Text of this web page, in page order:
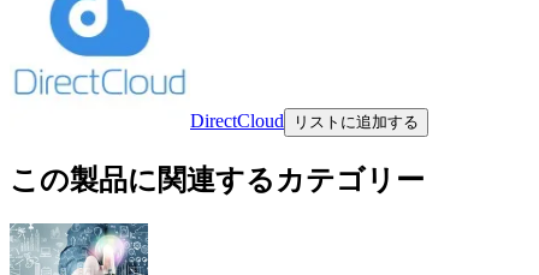
DirectCloud リストに追加する
この製品に関連するカテゴリー